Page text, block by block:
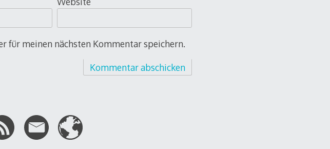
für meinen nächsten Kommentar speichern.